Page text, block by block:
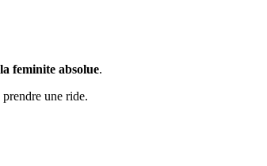
feminite absolue.
prendre une ride.